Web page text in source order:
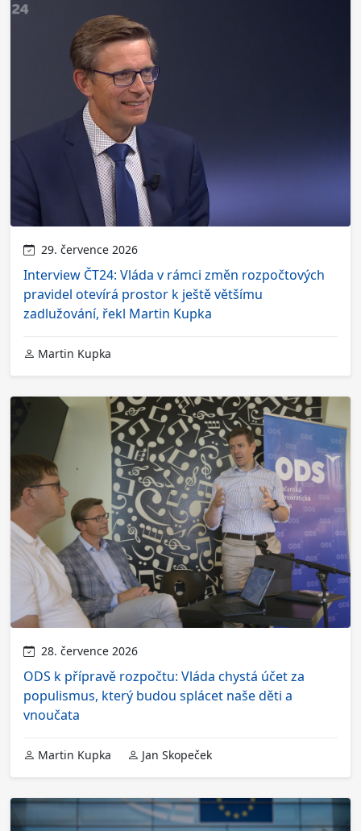
29. července 2026
Interview ČT24: Vláda v rámci změn rozpočtových
pravidel otevírá prostor k ještě většímu
zadlužování, řekl Martin Kupka
Martin Kupka
28. července 2026
ODS k přípravě rozpočtu: Vláda chystá účet za
populismus, který budou splácet naše děti a
vnoučata
Martin Kupka Jan Skopeček